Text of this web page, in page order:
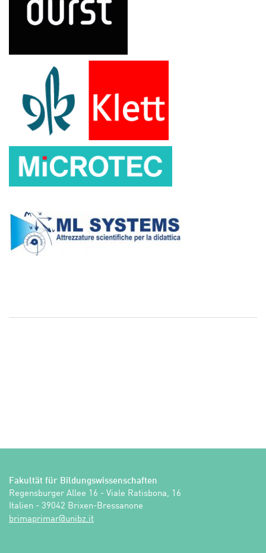
Fakultät für Bildungswissenschaften
Regensburger Allee 16 - Viale Ratisbona, 16
Italien - 39042 Brixen-Bressanone
ti.zbinu@ramirpamirb